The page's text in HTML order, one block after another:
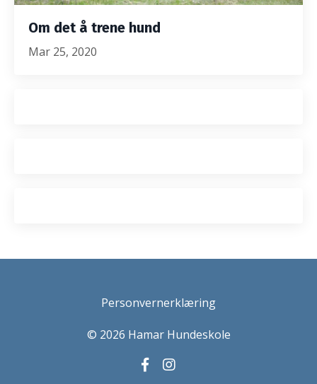
Om det å trene hund
Mar 25, 2020
Personvernerklæring
© 2026 Hamar Hundeskole